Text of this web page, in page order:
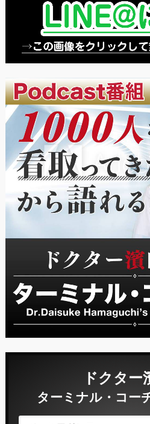
ドクター
ターミナル・コー